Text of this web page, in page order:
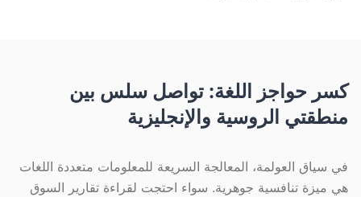
كسر حواجز اللغة: تواصل سلس بين
منطقتي الروسية والإنجليزية
في سياق العولمة، المعالجة السريعة للمعلومات متعددة اللغات
هي ميزة تنافسية جوهرية. سواء احتجت لقراءة تقارير السوق